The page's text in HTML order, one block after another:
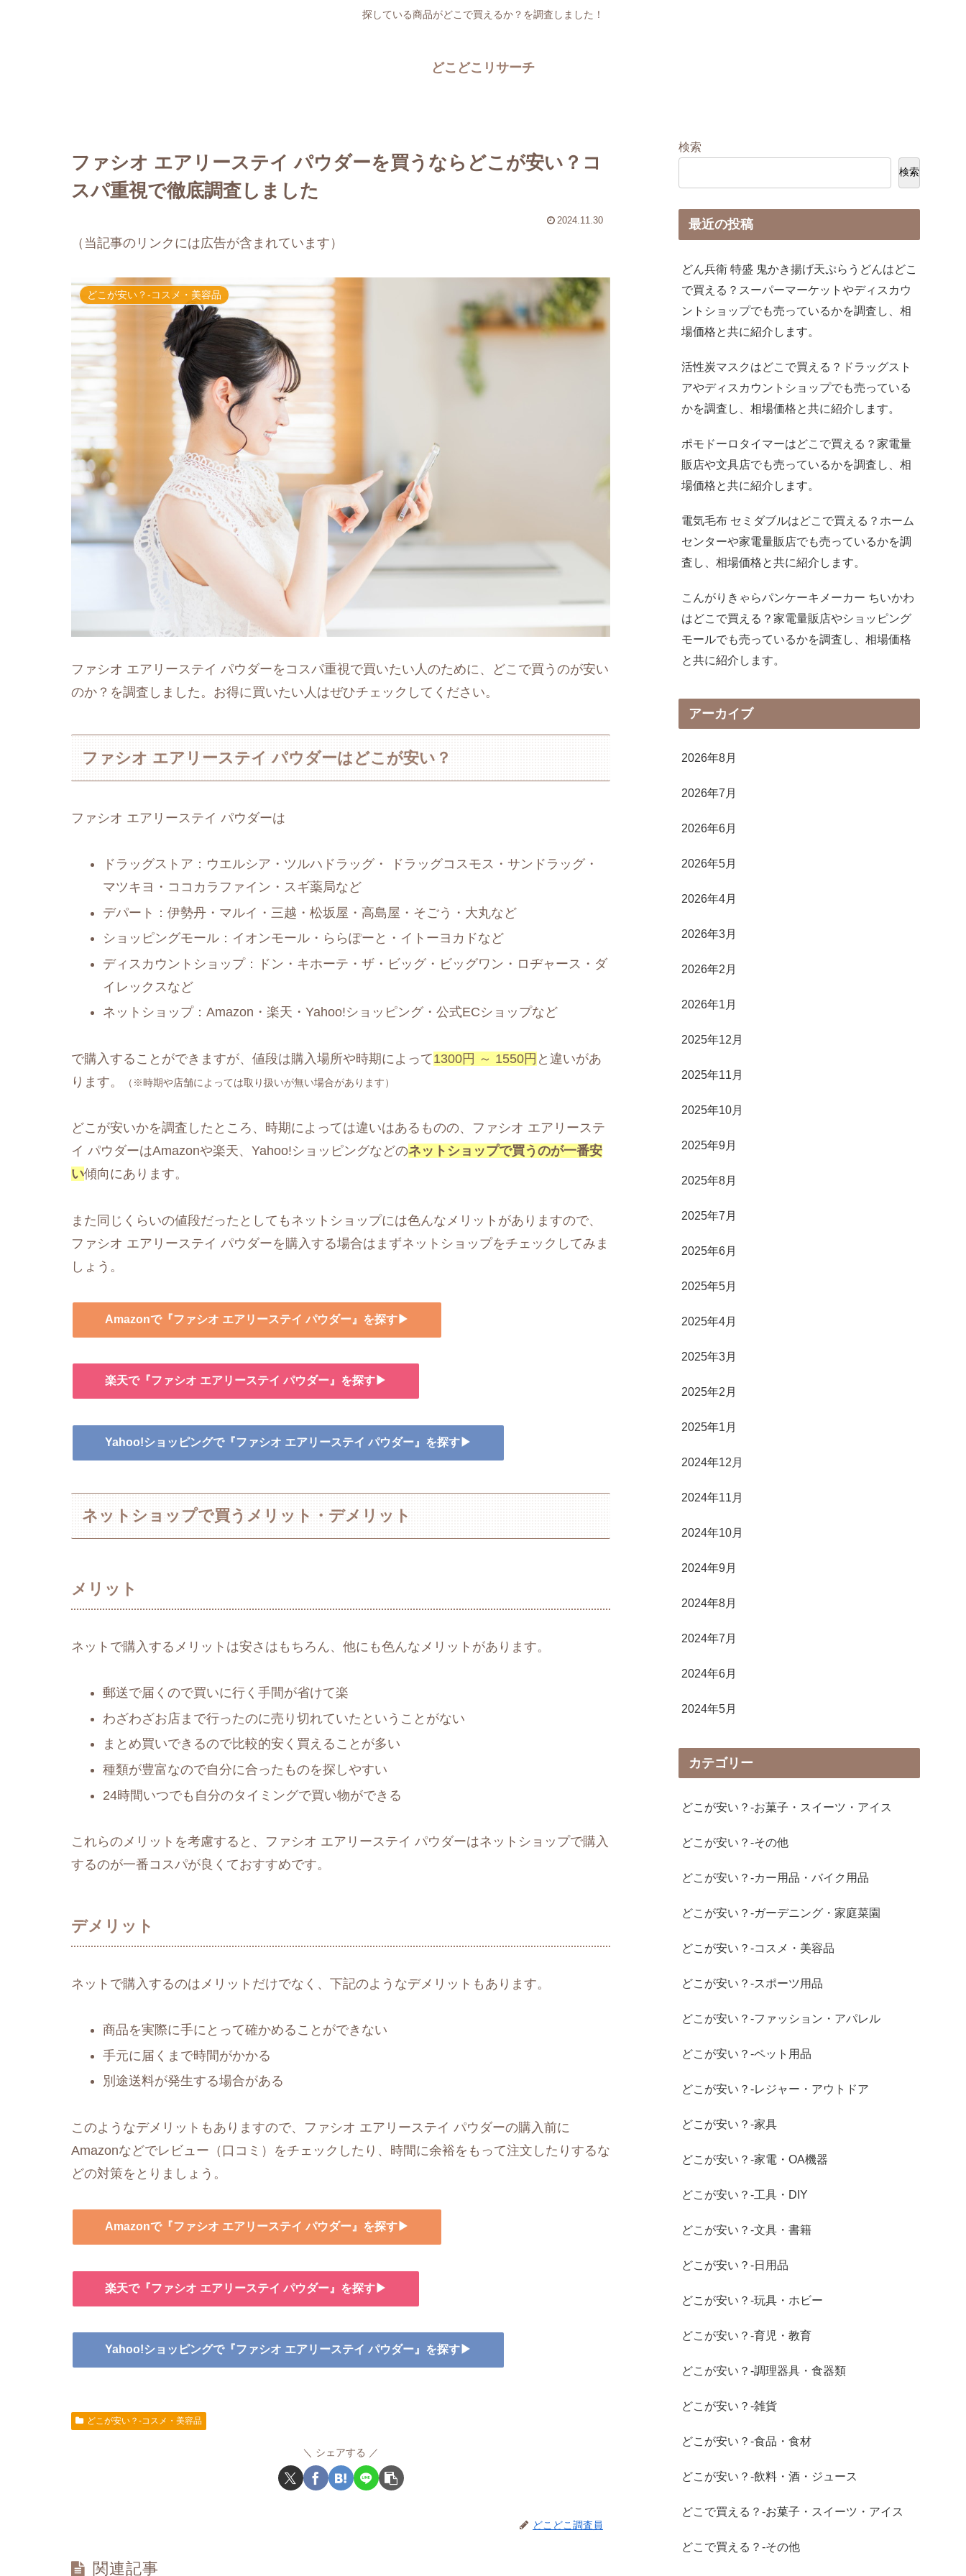
探している商品がどこで買えるか？を調査しました！
どこどこリサーチ
ファシオ エアリーステイ パウダーを買うならどこが安い？コ
スパ重視で徹底調査しました
2024.11.30
（当記事のリンクには広告が含まれています）
どこが安い？-コスメ・美容品
ファシオ エアリーステイ パウダーをコスパ重視で買いたい人のために、どこで買うのが安い
のか？を調査しました。お得に買いたい人はぜひチェックしてください。
ファシオ エアリーステイ パウダーはどこが安い？
ファシオ エアリーステイ パウダーは
ドラッグストア：ウエルシア・ツルハドラッグ・ ドラッグコスモス・サンドラッグ・
マツキヨ・ココカラファイン・スギ薬局など
デパート：伊勢丹・マルイ・三越・松坂屋・高島屋・そごう・大丸など
ショッピングモール：イオンモール・ららぽーと・イトーヨカドなど
ディスカウントショップ：ドン・キホーテ・ザ・ビッグ・ビッグワン・ロヂャース・ダ
イレックスなど
ネットショップ：Amazon・楽天・Yahoo!ショッピング・公式ECショップなど
で購入することができますが、値段は購入場所や時期によって1300円 ～ 1550円 と違いがあ
ります。
（※時期や店舗によっては取り扱いが無い場合があります）
どこが安いかを調査したところ、時期によっては違いはあるものの、ファシオ エアリーステ
イ パウダーはAmazonや楽天、Yahoo!ショッピングなどのネットショップで買うのが一番安
い傾向にあります。
また同じくらいの値段だったとしてもネットショップには色んなメリットがありますので、
ファシオ エアリーステイ パウダーを購入する場合はまずネットショップをチェックしてみま
しょう。
Amazonで『ファシオ エアリーステイ パウダー』を探す▶
楽天で『ファシオ エアリーステイ パウダー』を探す▶
Yahoo!ショッピングで『ファシオ エアリーステイ パウダー』を探す▶
ネットショップで買うメリット・デメリット
メリット
ネットで購入するメリットは安さはもちろん、他にも色んなメリットがあります。
郵送で届くので買いに行く手間が省けて楽
わざわざお店まで行ったのに売り切れていたということがない
まとめ買いできるので比較的安く買えることが多い
種類が豊富なので自分に合ったものを探しやすい
24時間いつでも自分のタイミングで買い物ができる
これらのメリットを考慮すると、ファシオ エアリーステイ パウダーはネットショップで購入
するのが一番コスパが良くておすすめです。
デメリット
ネットで購入するのはメリットだけでなく、下記のようなデメリットもあります。
商品を実際に手にとって確かめることができない
手元に届くまで時間がかかる
別途送料が発生する場合がある
このようなデメリットもありますので、ファシオ エアリーステイ パウダーの購入前に
Amazonなどでレビュー（口コミ）をチェックしたり、時間に余裕をもって注文したりするな
どの対策をとりましょう。
Amazonで『ファシオ エアリーステイ パウダー』を探す▶
楽天で『ファシオ エアリーステイ パウダー』を探す▶
Yahoo!ショッピングで『ファシオ エアリーステイ パウダー』を探す▶
どこが安い？-コスメ・美容品
シェアする
どこどこ調査員
関連記事
検索
検索
最近の投稿
どん兵衛 特盛 鬼かき揚げ天ぷらうどんはどこ
で買える？スーパーマーケットやディスカウ
ントショップでも売っているかを調査し、相
場価格と共に紹介します。
活性炭マスクはどこで買える？ドラッグスト
アやディスカウントショップでも売っている
かを調査し、相場価格と共に紹介します。
ポモドーロタイマーはどこで買える？家電量
販店や文具店でも売っているかを調査し、相
場価格と共に紹介します。
電気毛布 セミダブルはどこで買える？ホーム
センターや家電量販店でも売っているかを調
査し、相場価格と共に紹介します。
こんがりきゃらパンケーキメーカー ちいかわ
はどこで買える？家電量販店やショッピング
モールでも売っているかを調査し、相場価格
と共に紹介します。
アーカイブ
2026年8月
2026年7月
2026年6月
2026年5月
2026年4月
2026年3月
2026年2月
2026年1月
2025年12月
2025年11月
2025年10月
2025年9月
2025年8月
2025年7月
2025年6月
2025年5月
2025年4月
2025年3月
2025年2月
2025年1月
2024年12月
2024年11月
2024年10月
2024年9月
2024年8月
2024年7月
2024年6月
2024年5月
カテゴリー
どこが安い？-お菓子・スイーツ・アイス
どこが安い？-その他
どこが安い？-カー用品・バイク用品
どこが安い？-ガーデニング・家庭菜園
どこが安い？-コスメ・美容品
どこが安い？-スポーツ用品
どこが安い？-ファッション・アパレル
どこが安い？-ペット用品
どこが安い？-レジャー・アウトドア
どこが安い？-家具
どこが安い？-家電・OA機器
どこが安い？-工具・DIY
どこが安い？-文具・書籍
どこが安い？-日用品
どこが安い？-玩具・ホビー
どこが安い？-育児・教育
どこが安い？-調理器具・食器類
どこが安い？-雑貨
どこが安い？-食品・食材
どこが安い？-飲料・酒・ジュース
どこで買える？-お菓子・スイーツ・アイス
どこで買える？-その他